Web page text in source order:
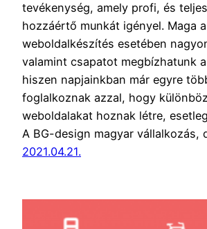
tevékenység, amely profi, és
hozzáértő munkát igényel. Maga a
weboldalkészítés esetében
valamint csapatot megbízhatunk
hiszen napjainkban már egyre
foglalkoznak azzal, hogy
weboldalakat hoznak létre,
A BG-design magyar vállalkozás,
2021.04.21.